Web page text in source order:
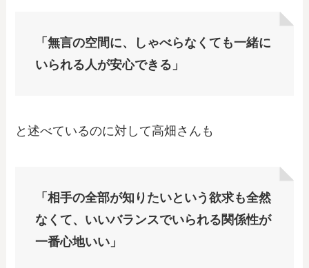
「無言の空間に、しゃべらなくても一緒に
いられる人が安心できる」
と述べているのに対して高畑さんも
「相手の全部が知りたいという欲求も全然
なくて、いいバランスでいられる関係性が
一番心地いい」